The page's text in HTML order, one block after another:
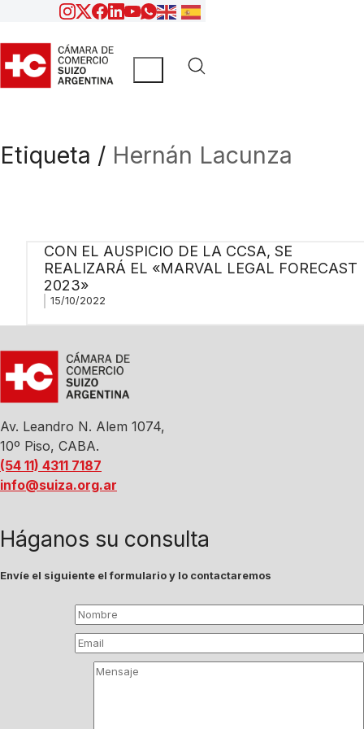
Etiqueta / Hernán Lacunza
CON EL AUSPICIO DE LA CCSA, SE
REALIZARÁ EL «MARVAL LEGAL FORECAST
2023»
15/10/2022
Av. Leandro N. Alem 1074,
10º Piso, CABA.
(54 11) 4311 7187
info@suiza.org.ar
Háganos su consulta
Envíe el siguiente el formulario y lo contactaremos